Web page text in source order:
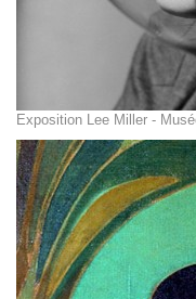
Exposition Lee Miller -